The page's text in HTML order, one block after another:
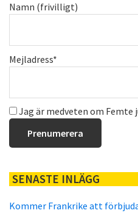
Namn (frivilligt)
Mejladress*
Jag är medveten om Femte
SENASTE INLÄGG
Kommer Frankrike att